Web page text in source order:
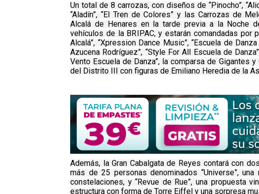
Un total de 8 carrozas, con diseños de “Pinocho”,
“Aladín”, “El Tren de Colores” y las Carrozas de
Alcalá de Henares en la tarde previa a la Noche
vehículos de la BRIPAC, y estarán comandadas por
Alcalá”, “Xpression Dance Music”, “Escuela de
Azucena Rodríguez”, “Style For All Escuela de
Vento Escuela de Danza”, la comparsa de Gigantes
del Distrito III con figuras de Emiliano Heredia de la
Además, la Gran Cabalgata de Reyes contará con
más de 25 personas denominados “Universe”,
constelaciones, y “Revue de Rue”, una propuesta
estructura con forma de Torre Eiffel y una sorpresa